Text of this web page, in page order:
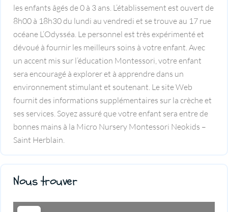
les enfants âgés de 0 à 3 ans. L’établissement est ouvert de
8h00 à 18h30 du lundi au vendredi et se trouve au 17 rue
océane L’Odysséa. Le personnel est très expérimenté et
dévoué à fournir les meilleurs soins à votre enfant. Avec
un accent mis sur l’éducation Montessori, votre enfant
sera encouragé à explorer et à apprendre dans un
environnement stimulant et soutenant. Le site Web
fournit des informations supplémentaires sur la crèche et
ses services. Soyez assuré que votre enfant sera entre de
bonnes mains à la Micro Nursery Montessori Neokids –
Saint Herblain.
Nous trouver